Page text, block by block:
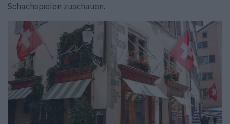
Schachspielen zuschauen.